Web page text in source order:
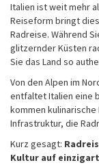
Italien ist weit mehr
Reiseform bringt
Radreise. Während
glitzernder Küsten
Sie das Land so
Von den Alpen im
entfaltet Italien eine
kommen
Infrastruktur, die
Kurz gesagt:
Kultur auf